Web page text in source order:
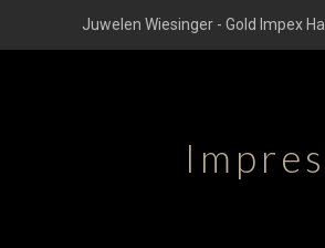
Juwelen Wiesinger - Gold Impex